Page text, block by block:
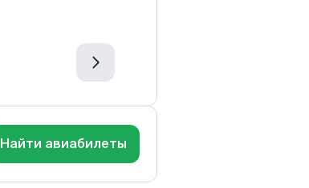
Найти авиабилеты